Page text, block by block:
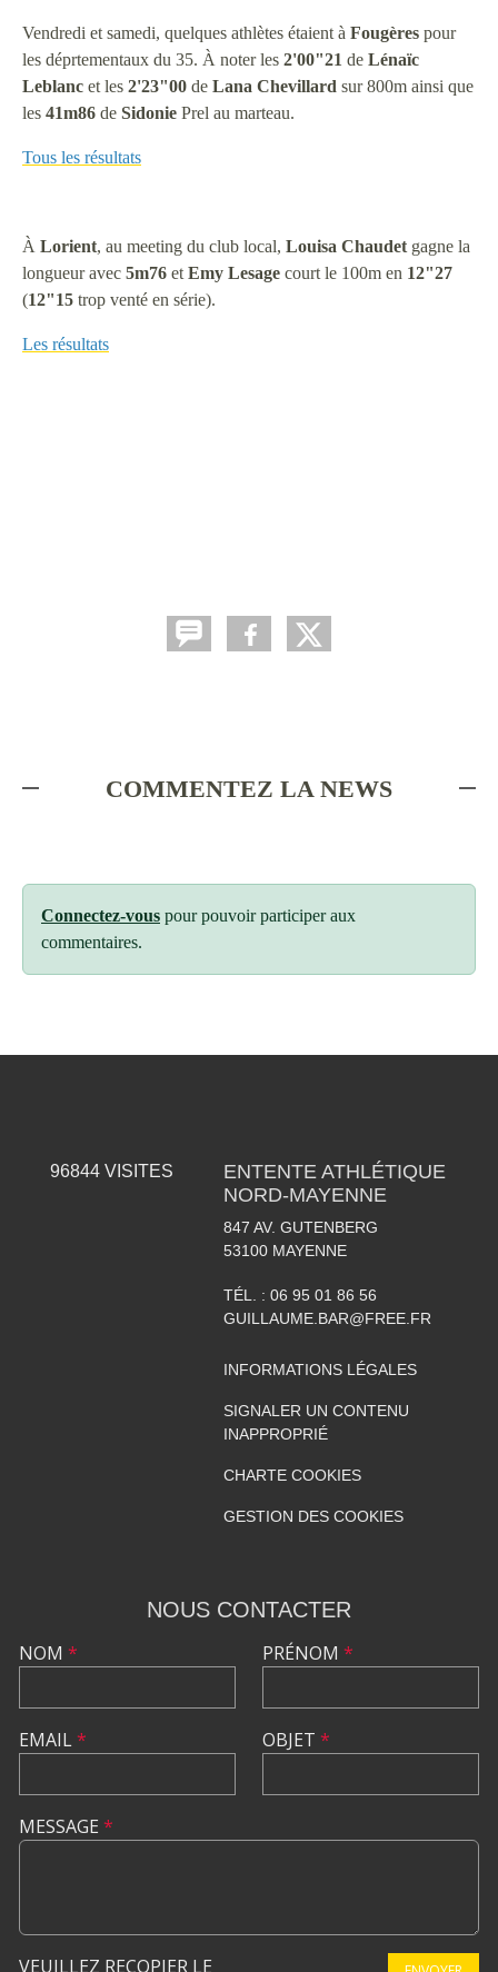
Vendredi et samedi, quelques athlètes étaient à Fougères pour
les déprtementaux du 35. À noter les 2'00"21 de Lénaïc
Leblanc et les 2'23"00 de Lana Chevillard sur 800m ainsi que
les 41m86 de Sidonie Prel au marteau.
Tous les résultats
À Lorient, au meeting du club local, Louisa Chaudet gagne la
longueur avec 5m76 et Emy Lesage court le 100m en 12"27
(12"15 trop venté en série).
Les résultats
COMMENTEZ LA NEWS
Connectez-vous pour pouvoir participer aux
commentaires.
96844VISITES
ENTENTE ATHLÉTIQUE
NORD-MAYENNE
847 AV. GUTENBERG
53100 MAYENNE
TÉL. : 06 95 01 86 56
GUILLAUME.BAR@FREE.FR
INFORMATIONS LÉGALES
SIGNALER UN CONTENU
INAPPROPRIÉ
CHARTE COOKIES
GESTION DES COOKIES
NOUS CONTACTER
NOM *
EMAIL*
PRÉNOM *
OBJET *
MESSAGE *
VEUILLEZ RECOPIER LE